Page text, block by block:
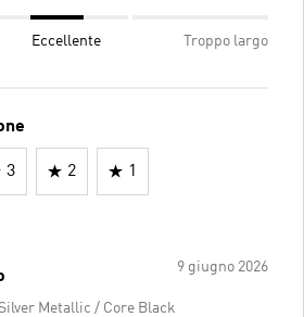
Eccellente Troppo largo
3 2 1
9 giugno 2026
Metallic / Core Black